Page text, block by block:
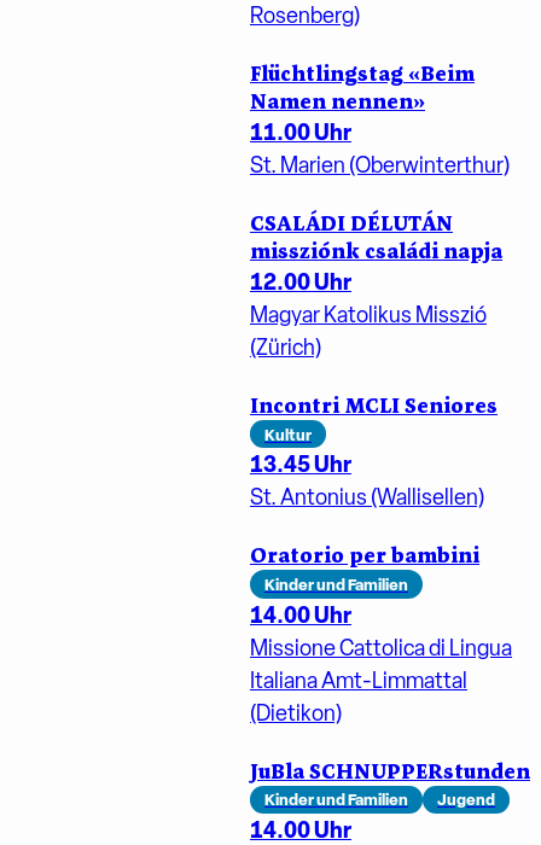
Rosenberg)
Flüchtlingstag «Beim
Namen nennen»
11.00 Uhr
St. Marien (Oberwinterthur)
CSALÁDI DÉLUTÁN
missziónk családi napja
12.00 Uhr
Magyar Katolikus Misszió
(Zürich)
Incontri MCLI Seniores
Kultur
13.45 Uhr
St. Antonius (Wallisellen)
Oratorio per bambini
Kinder und Familien
14.00 Uhr
Missione Cattolica di Lingua
Italiana Amt-Limmattal
(Dietikon)
JuBla SCHNUPPERstunden
Kinder und Familien Jugend
14.00 Uhr